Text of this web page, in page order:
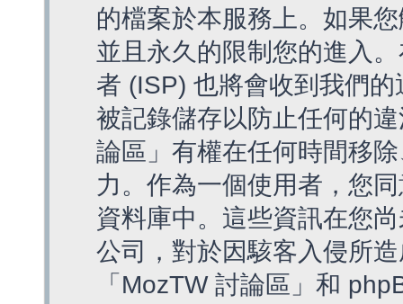
的檔案於本服務上。如果
並且永久的限制您的進入
者 (ISP) 也將會收到我們
被記錄儲存以防止任何的
論區」有權在任何時間移
力。作為一個使用者，您
資料庫中。這些資訊在您
公司，對於因駭客入侵所
「MozTW 討論區」和